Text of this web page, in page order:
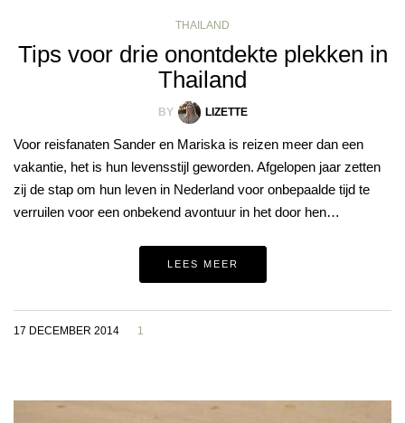
THAILAND
Tips voor drie onontdekte plekken in
Thailand
BY LIZETTE
Voor reisfanaten Sander en Mariska is reizen meer dan een
vakantie, het is hun levensstijl geworden. Afgelopen jaar zetten
zij de stap om hun leven in Nederland voor onbepaalde tijd te
verruilen voor een onbekend avontuur in het door hen…
LEES MEER
17 DECEMBER 2014 1